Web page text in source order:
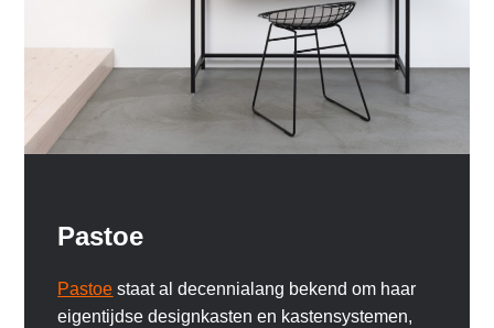
Pastoe
Pastoe staat al decennialang bekend om haar
eigentijdse designkasten en kastensystemen,